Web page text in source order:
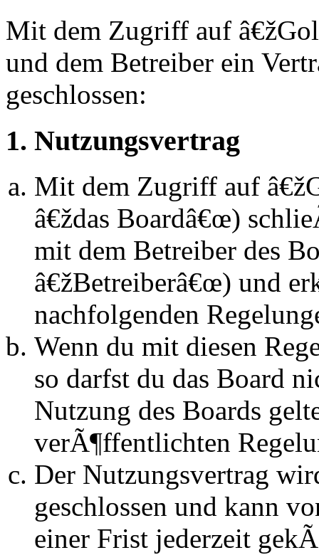
Mit dem Zugriff auf
und dem Betreiber ein
geschlossen:
1. Nutzungsvertrag
Mit dem Zugriff auf
â€ždas Boardâ€œ)
mit dem Betreiber des
â€žBetreiberâ€œ) und
nachfolgenden
Wenn du mit diesen
so darfst du das Board
Nutzung des Boards
verÃ¶ffentlichten
Der Nutzungsvertrag
geschlossen und kann
einer Frist jederzeit